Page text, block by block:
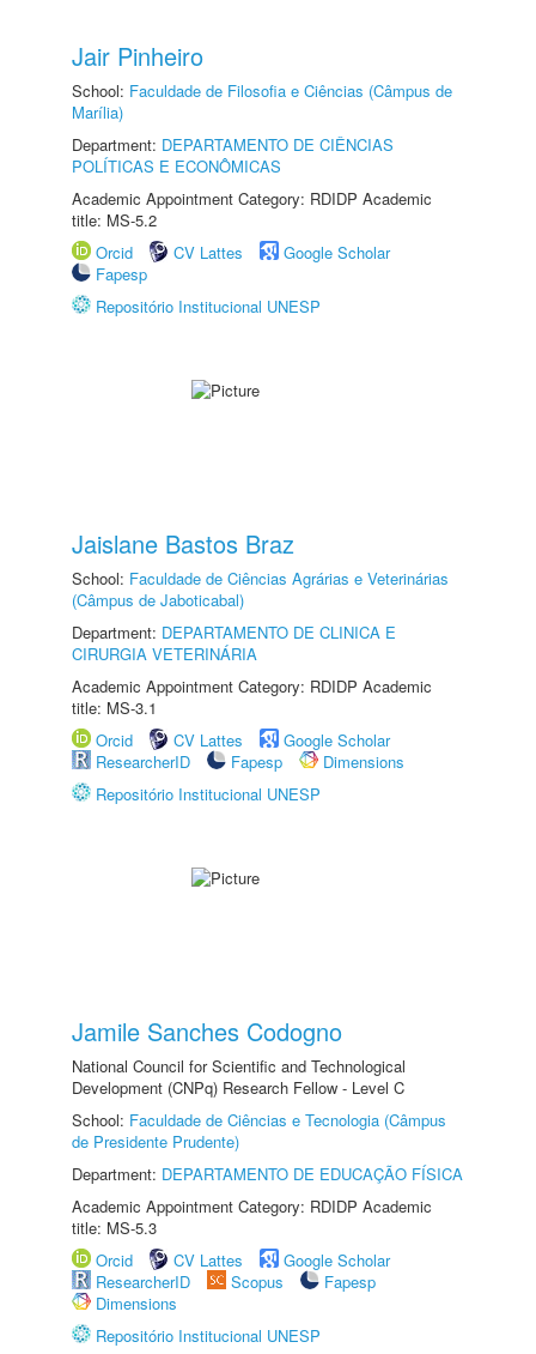
Jair Pinheiro
School: Faculdade de Filosofia e Ciências (Câmpus de
Marília)
Department: DEPARTAMENTO DE CIÊNCIAS
POLÍTICAS E ECONÔMICAS
Academic Appointment Category: RDIDP Academic
title: MS-5.2
Orcid
CV Lattes
Google Scholar
Fapesp
Repositório Institucional UNESP
Jaislane Bastos Braz
School: Faculdade de Ciências Agrárias e Veterinárias
(Câmpus de Jaboticabal)
Department: DEPARTAMENTO DE CLINICA E
CIRURGIA VETERINÁRIA
Academic Appointment Category: RDIDP Academic
title: MS-3.1
Orcid
CV Lattes
Google Scholar
ResearcherID
Fapesp
Dimensions
Repositório Institucional UNESP
Jamile Sanches Codogno
National Council for Scientific and Technological
Development (CNPq) Research Fellow - Level C
School: Faculdade de Ciências e Tecnologia (Câmpus
de Presidente Prudente)
Department: DEPARTAMENTO DE EDUCAÇÃO FÍSICA
Academic Appointment Category: RDIDP Academic
title: MS-5.3
Orcid
CV Lattes
Google Scholar
ResearcherID
Scopus
Fapesp
Dimensions
Repositório Institucional UNESP